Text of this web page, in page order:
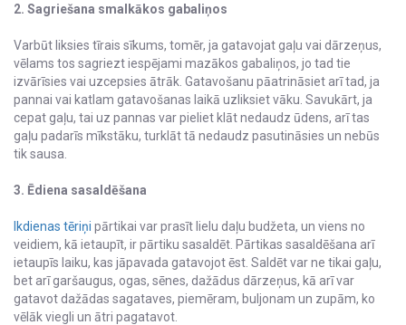
2. Sagriešana smalkākos gabaliņos
Varbūt liksies tīrais sīkums, tomēr, ja gatavojat gaļu vai dārzeņus,
vēlams tos sagriezt iespējami mazākos gabaliņos, jo tad tie
izvārīsies vai uzcepsies ātrāk. Gatavošanu pāatrināsiet arī tad, ja
pannai vai katlam gatavošanas laikā uzliksiet vāku. Savukārt, ja
cepat gaļu, tai uz pannas var pieliet klāt nedaudz ūdens, arī tas
gaļu padarīs mīkstāku, turklāt tā nedaudz pasutināsies un nebūs
tik sausa.
3. Ēdiena sasaldēšana
Ikdienas tēriņi pārtikai var prasīt lielu daļu budžeta, un viens no
veidiem, kā ietaupīt, ir pārtiku sasaldēt. Pārtikas sasaldēšana arī
ietaupīs laiku, kas jāpavada gatavojot ēst. Saldēt var ne tikai gaļu,
bet arī garšaugus, ogas, sēnes, dažādus dārzeņus, kā arī var
gatavot dažādas sagataves, piemēram, buljonam un zupām, ko
vēlāk viegli un ātri pagatavot.